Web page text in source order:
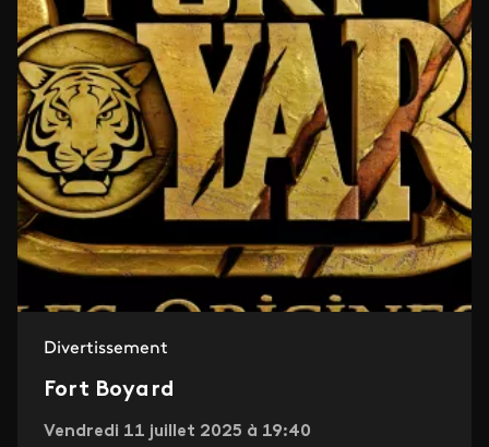
Divertissement
Fort Boyard
Vendredi 11 juillet 2025 à 19:40